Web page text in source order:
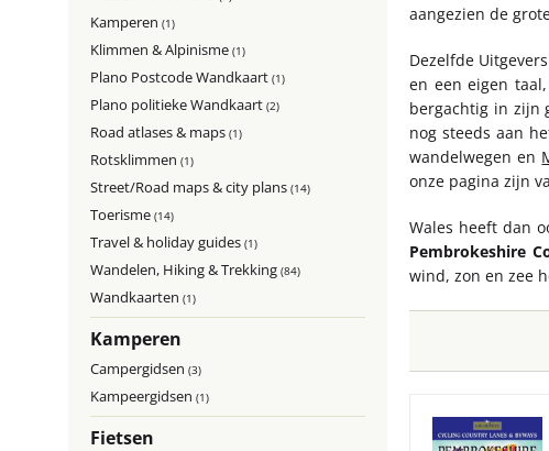
Kamperen (1)
Klimmen & Alpinisme (1)
Plano Postcode Wandkaart (1)
Plano politieke Wandkaart (2)
Road atlases & maps (1)
Rotsklimmen (1)
Street/Road maps & city plans (14)
Toerisme (14)
Travel & holiday guides (1)
Wandelen, Hiking & Trekking (84)
Wandkaarten (1)
Kamperen
Campergidsen (3)
Kampeergidsen (1)
Fietsen
aangezien de
Dezelfde
en een eigen
bergachtig in zijn
nog steeds aan
wandelwegen en
onze pagina zijn
Wales heeft dan
Pembrokeshire
wind, zon en zee